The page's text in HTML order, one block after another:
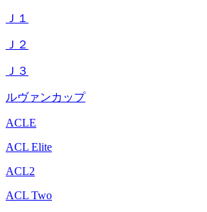
Ｊ１
Ｊ２
Ｊ３
ルヴァンカップ
ACLE
ACL Elite
ACL2
ACL Two